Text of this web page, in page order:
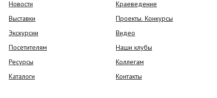
Новости
Выставки
Экскурсии
Посетителям
Ресурсы
Каталоги
Краеведение
Проекты. Конкурсы
Видео
Наши клубы
Коллегам
Контакты